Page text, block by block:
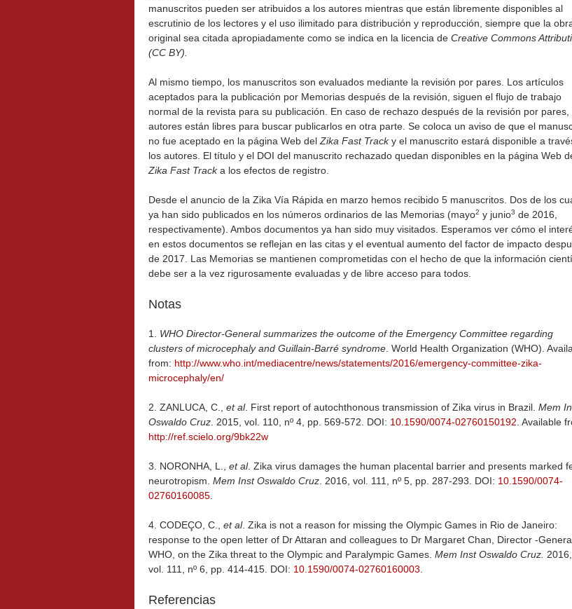
manuscritos pueden ser atribuidos a los autores mientras que están libremente disponibles al
escrutinio de los lectores y el uso ilimitado para distribución y reproducción, siempre que la
original sea citada apropiadamente como se indica en la licencia de Creative Commons
(CC BY).
Al mismo tiempo, los manuscritos son evaluados mediante la revisión por pares. Los artículos
aceptados para la publicación por Memorias después de la revisión, siguen el flujo de trabajo
normal de la revista para su publicación. En caso de rechazo después de la revisión por pares,
autores están libres para buscar publicarlos en otra parte. Se coloca un aviso de que el
no fue aceptado en la página Web del Zika Fast Tracky el manuscrito estará disponible a
los autores. El título y el DOI del manuscrito rechazado quedan disponibles en la página Web
Zika Fast Tracka los efectos de registro.
Desde el anuncio de la Zika Vía Rápida en marzo hemos recibido 5 manuscritos. Dos de los
ya han sido publicados en los números ordinarios de las Memorias (mayo2 y junio3 de 2016,
respectivamente). Ambos documentos ya han sido muy visitados. Esperamos ver cómo el
en estos documentos se reflejan en las citas y el eventual aumento del factor de impacto
de 2017. Las Memorias se mantienen comprometidas con el hecho de que la información
debe ser a la vez rigurosamente evaluadas y de libre acceso para todos.
Notas
1.
WHO Director-General summarizes the outcome of the Emergency Committee regarding
clusters of microcephaly and Guillain-Barré syndrome . World Health Organization (WHO).
from: http://www.who.int/mediacentre/news/statements/2016/emergency-committee-zika-
microcephaly/en/
2. ZANLUCA, C., et al. First report of autochthonous transmission of Zika virus in Brazil. Mem
Oswaldo Cruz . 2015, vol. 110, nº 4, pp. 569-572. DOI: 10.1590/0074-02760150192 . Available
http://ref.scielo.org/9bk22w
3. NORONHA, L., et al. Zika virus damages the human placental barrier and presents marked
neurotropism. Mem Inst Oswaldo Cruz . 2016, vol. 111, nº 5, pp. 287-293. DOI: 10.1590/0074-
02760160085
4. CODEÇO, C., et al. Zika is not a reason for missing the Olympic Games in Rio de Janeiro:
response to the open letter of Dr Attaran and colleagues to Dr Margaret Chan, Director -
WHO, on the Zika threat to the Olympic and Paralympic Games. Mem Inst Oswaldo Cruz. 2016,
vol. 111, nº 6, pp. 414-415. DOI: 10.1590/0074-02760160003
Referencias